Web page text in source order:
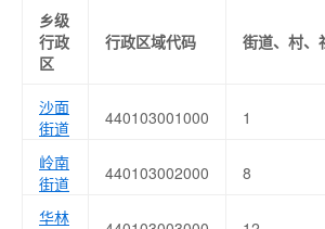
乡级
行政
区
行政区域代码 街道、村、
沙面
街道
440103001000 1
岭南
街道
440103002000 8
华林